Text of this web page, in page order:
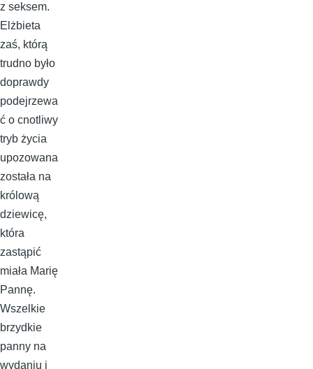
z seksem.
Elżbieta
zaś, którą
trudno było
doprawdy
podejrzewa
ć o cnotliwy
tryb życia
upozowana
została na
królową
dziewicę,
która
zastąpić
miała Marię
Pannę.
Wszelkie
brzydkie
panny na
wydaniu i